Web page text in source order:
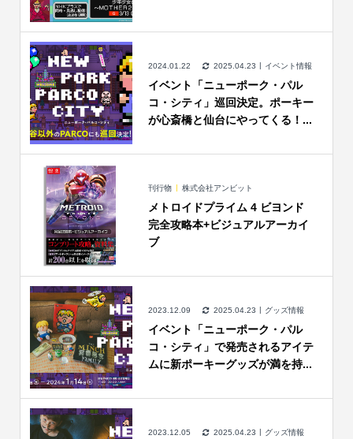
2024.01.22 2025.04.23 イベント情報
イベント「ニューポーク・パル
コ・シティ」巡回決定。ポーキー
が心斎橋と仙台にやってくる！...
刊行物 株式会社アンビット
メトロイドプライム 4 ビヨンド
完全攻略本+ビジュアルアーカイ
ブ
2023.12.09 2025.04.23 グッズ情報
イベント「ニューポーク・パル
コ・シティ」で発売されるアイテ
ムに新ポーキーグッズが満を持...
2023.12.05 2025.04.23 グッズ情報